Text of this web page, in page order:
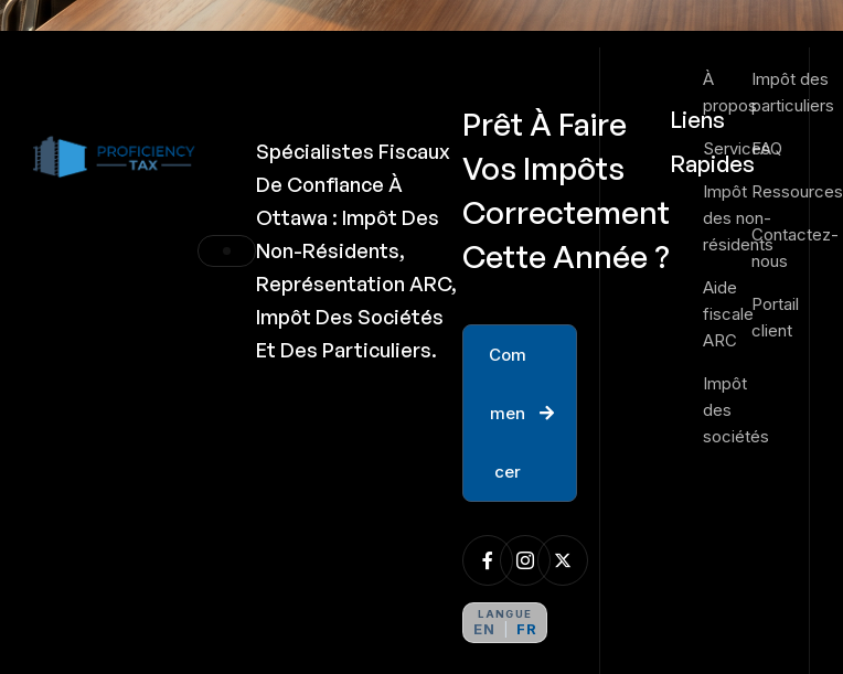
Spécialistes Fiscaux
De Confiance À
Ottawa : Impôt Des
Non-Résidents,
Représentation ARC,
Impôt Des Sociétés
Et Des Particuliers.
Prêt À Faire
Vos Impôts
Correctement
Cette Année ?
Com
men
cer
LANGUE
EN FR
Liens
Rapides
À
propos
Services
Impôt
des non-
résidents
Aide
fiscale
ARC
Impôt
des
sociétés
Impôt des
particuliers
FAQ
Ressources
Contactez-
nous
Portail
client